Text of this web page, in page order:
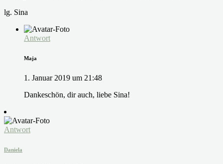
lg. Sina
Antwort
Maja
1. Januar 2019 um 21:48
Dankeschön, dir auch, liebe Sina!
Antwort
Daniela